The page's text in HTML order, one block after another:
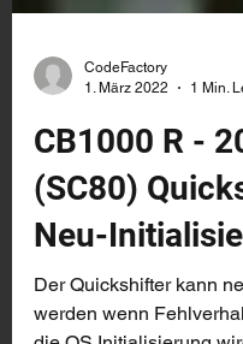
1. März 2022
1 Min.
CB1000 R -
(SC80)
Neu-
Der Quickshifter kann